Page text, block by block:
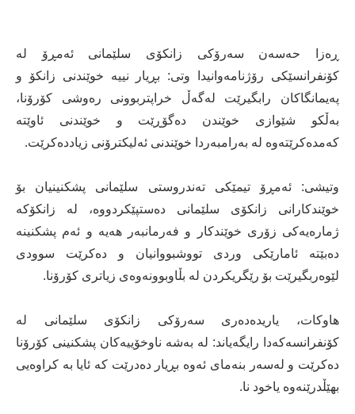
ڕەزا حەسەن سەرۆكی زانكۆی سلێمانی ئەمڕۆ لە
کۆنفرانسێکی رۆژنامەوانیدا وتی: بڕیار نییە خوێندنی زانکۆ و
پەیمانگاکان رابگیرێت لەگەڵ خراپتربوونی رەوشی کۆرۆنا،
بەڵکو شێوازی خوێندن دەگۆڕێت و خوێندنی ئاوێتە
کەمدەکرێتەوە لە بەرامبەردا خوێندنی ئەلیکترۆنی زیاددەکرێت.
وتیشی: ئەمڕۆ تیمێکی تەندروستی سلێمانی پشکنینیان بۆ
خوێندکارانی زانکۆی سلێمانی دەستپێکردووە، لە زانکۆکە
ژمارەیەکی زۆری خوێندکار و فەرمانبەر هەیە و ئەم پشکنینە
دەبێتە ئامارێکی وردی تووشبووانیان و دەکرێت سوودی
لێوەربگیرێت بۆ رێگریکردن لە بڵاوبوونەوەی زیاتری کۆرۆنا.
هاوکات، یاریدەدەری سەرۆکی زانکۆی سلێمانی لە
کۆنفرانسەکەدا رایگەیاند: لە بەشە ناوخۆییەکان پشکنینی کۆرۆنا
دەکرێت و لەسەر بنەمای ئەوە بڕیار دەدرێت کە ئایا بە کراوەیی
بهێڵدرێنەوە یاخود نا.